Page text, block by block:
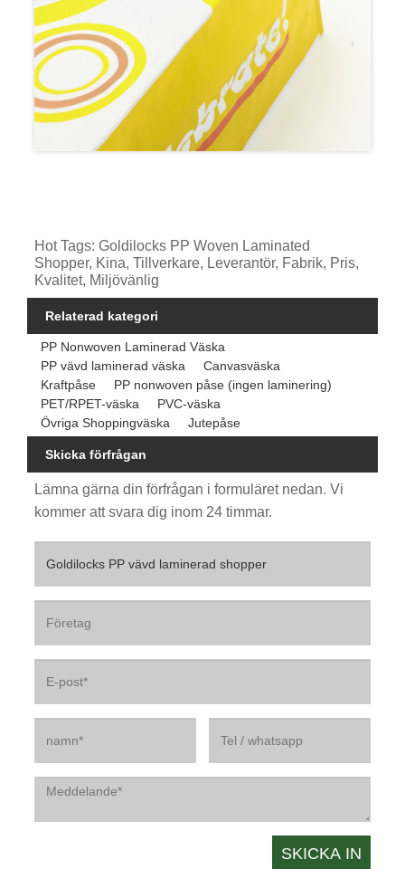
Hot Tags: Goldilocks PP Woven Laminated
Shopper, Kina, Tillverkare, Leverantör, Fabrik, Pris,
Kvalitet, Miljövänlig
Relaterad kategori
PP Nonwoven Laminerad Väska
PP vävd laminerad väska
Canvasväska
Kraftpåse
PP nonwoven påse (ingen laminering)
PET/RPET-väska
PVC-väska
Övriga Shoppingväska
Jutepåse
Skicka förfrågan
Lämna gärna din förfrågan i formuläret nedan. Vi
kommer att svara dig inom 24 timmar.